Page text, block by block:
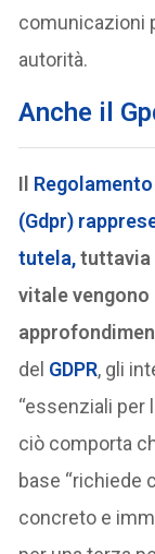
comunicazioni
autorità.
Anche il
Il
(Gdpr)
tutela,tuttavia
vitale
del GDPR, gli
“essenziali per
ciò comporta
base “richiede
concreto e